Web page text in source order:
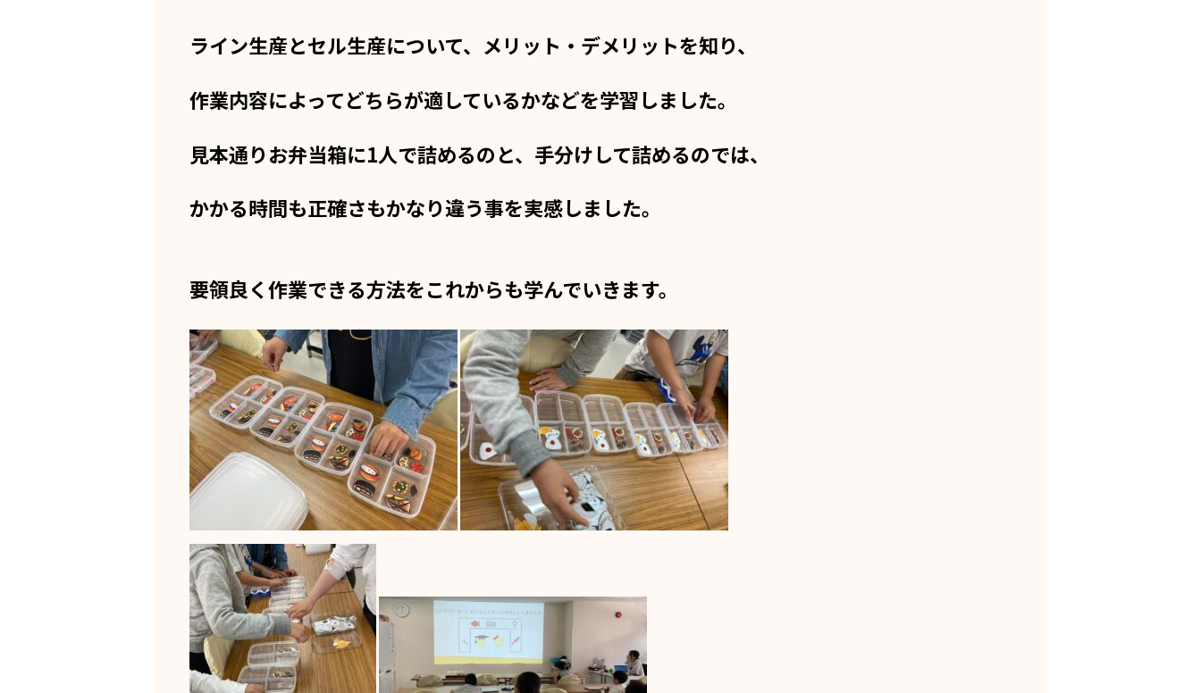
ライン生産とセル生産について、メリット・デメリットを知り、
作業内容によってどちらが適しているかなどを学習しました。
見本通りお弁当箱に1人で詰めるのと、手分けして詰めるのでは、
かかる時間も正確さもかなり違う事を実感しました。
要領良く作業できる方法をこれからも学んでいきます。